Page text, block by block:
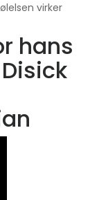
virker
hans